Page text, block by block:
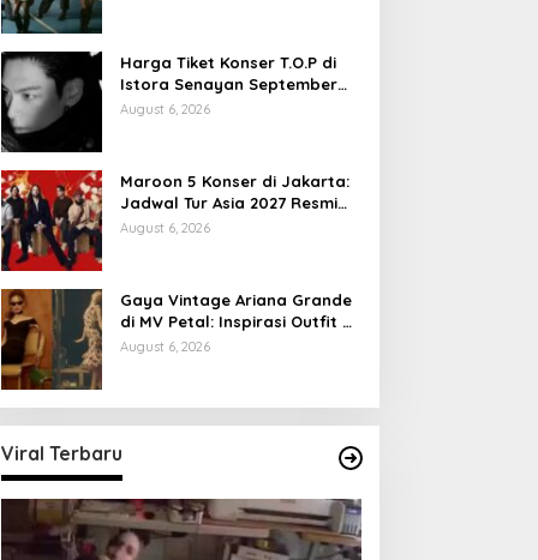
Harga Tiket Konser T.O.P di
Istora Senayan September
2026
August 6, 2026
Maroon 5 Konser di Jakarta:
Jadwal Tur Asia 2027 Resmi
Dirilis
August 6, 2026
Gaya Vintage Ariana Grande
di MV Petal: Inspirasi Outfit &
Makeup
August 6, 2026
Viral Terbaru